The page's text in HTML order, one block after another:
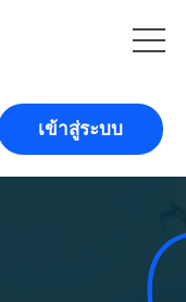
เข้าสู่ระบบ